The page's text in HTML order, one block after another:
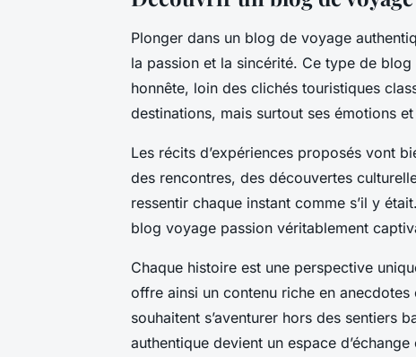
Plonger dans un blog de voyage
la passion et la sincérité. Ce type de
honnête, loin des clichés touristiques
destinations, mais surtout ses émotions
Les récits d’expériences proposés vont
des rencontres, des découvertes
ressentir chaque instant comme s’il y
blog voyage passion véritablement
Chaque histoire est une perspective
offre ainsi un contenu riche en
souhaitent s’aventurer hors des sentiers
authentique devient un espace